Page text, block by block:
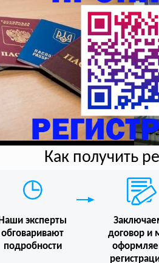
Как получить
Наши эксперты
обговаривают
подробности
договор и